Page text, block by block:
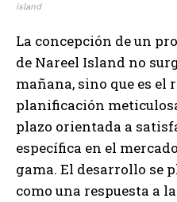
island
La concepción de un
de Nareel Island no
mañana, sino que es el
planificación
plazo orientada a
específica en el
gama. El desarrollo se
como una respuesta a